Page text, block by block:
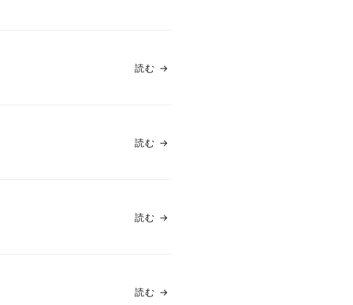
読む →
読む →
読む →
読む →